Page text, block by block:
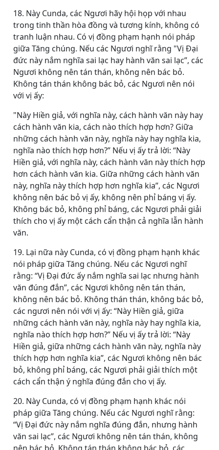
18. Này Cunda, các Ngươi hãy hội họp với nhau
trong tinh thần hòa đồng và tương kính, không có
tranh luận nhau. Có vị đồng phạm hạnh nói pháp
giữa Tăng chúng. Nếu các Ngươi nghĩ rằng "Vị Ðại
đức này nắm nghĩa sai lạc hay hành văn sai lạc”, các
Ngươi không nên tán thán, không nên bác bỏ.
Không tán thán không bác bỏ, các Ngươi nên nói
với vị ấy:
"Này Hiền giả, với nghĩa này, cách hành văn này hay
cách hành văn kia, cách nào thích hợp hơn? Giữa
những cách hành văn này, nghĩa này hay nghĩa kia,
nghĩa nào thích hợp hơn?” Nếu vị ấy trả lời: “Này
Hiền giả, với nghĩa này, cách hành văn này thích hợp
hơn cách hành văn kia. Giữa những cách hành văn
này, nghĩa này thích hợp hơn nghĩa kia”, các Ngươi
không nên bác bỏ vị ấy, không nên phỉ báng vị ấy.
Không bác bỏ, không phỉ báng, các Ngươi phải giải
thích cho vị ấy một cách cẩn thận cả nghĩa lẫn hành
văn.
19. Lại nữa này Cunda, có vị đồng phạm hạnh khác
nói pháp giữa Tăng chúng. Nếu các Ngươi nghĩ
rằng: “Vị Ðại đức ấy nắm nghĩa sai lạc nhưng hành
văn đúng đắn”, các Ngươi không nên tán thán,
không nên bác bỏ. Không thán thán, không bác bỏ,
các ngươi nên nói với vị ấy: “Này Hiền giả, giữa
những cách hành văn này, nghĩa này hay nghĩa kia,
nghĩa nào thích hợp hơn?” Nếu vị ấy trả lời: “Này
Hiền giả, giữa những cách hành văn này, nghĩa này
thích hợp hơn nghĩa kia”, các Ngươi không nên bác
bỏ, không phỉ báng, các Ngươi phải giải thích một
cách cẩn thận ý nghĩa đúng đắn cho vị ấy.
20. Này Cunda, có vị đồng phạm hạnh khác nói
pháp giữa Tăng chúng. Nếu các Ngươi nghĩ rằng:
“Vị Ðại đức này nắm nghĩa đúng đắn, nhưng hành
văn sai lạc”, các Ngươi không nên tán thán, không